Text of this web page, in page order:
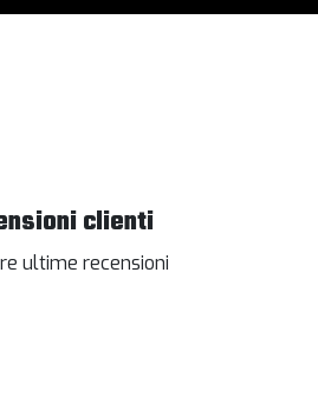
clienti
ultime recensioni